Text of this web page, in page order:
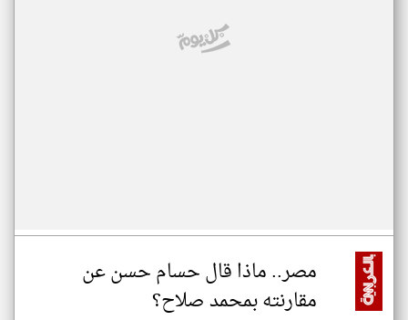
مصر.. ماذا قال حسام حسن عن
مقارنته بمحمد صلاح؟